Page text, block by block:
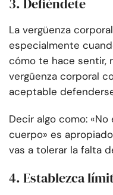
3. Defiéndete
La vergüenza
especialmente
cómo te hace sentir,
vergüenza corporal
aceptable
Decir algo como:
cuerpo» es
vas a tolerar la falta
4. Establezca